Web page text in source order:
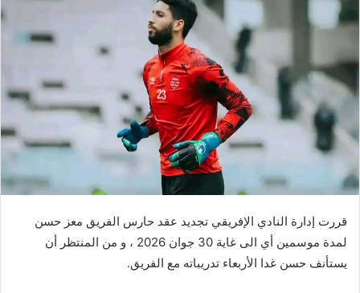
قررت إدارة النادي الإفريقي تجديد عقد حارس الفريق معز حسن
لمدة موسمين أي الى غاية 30 جوان 2026 ، و من المنتظر أن
يستأنف حسن غدا الأربعاء تدريباته مع الفريق.